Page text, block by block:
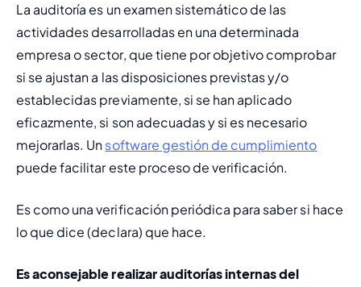
La auditoría es un examen sistemático de las
actividades desarrolladas en una determinada
empresa o sector, que tiene por objetivo comprobar
si se ajustan a las disposiciones previstas y/o
establecidas previamente, si se han aplicado
eficazmente, si son adecuadas y si es necesario
mejorarlas. Un software gestión de cumplimiento
puede facilitar este proceso de verificación.
Es como una verificación periódica para saber si hace
lo que dice (declara) que hace.